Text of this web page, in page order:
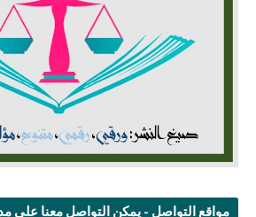
مواقع التواصل - يمكن التواصل معنا على